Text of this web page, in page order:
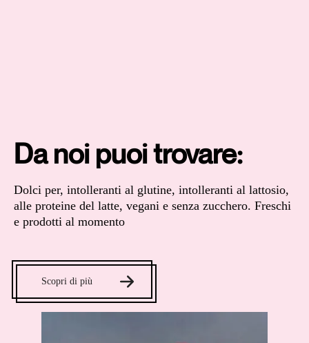
Da noi puoi trovare:
Dolci per, intolleranti al glutine, intolleranti al lattosio,
alle proteine del latte, vegani e senza zucchero. Freschi
e prodotti al momento
Scopri di più